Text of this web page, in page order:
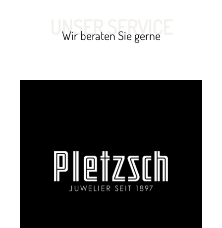
UNSER SERVICE
Wir beraten Sie gerne